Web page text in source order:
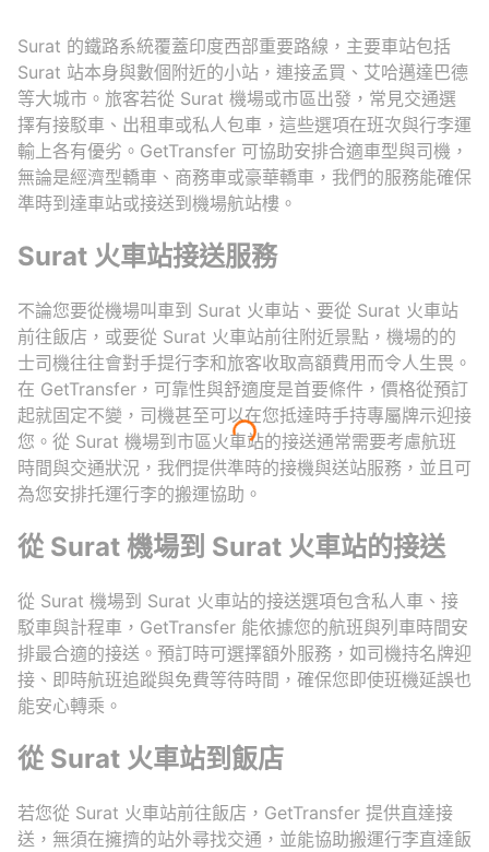
Surat 的鐵路系統覆蓋印度西部重要路線，主要車站包括
Surat 站本身與數個附近的小站，連接孟買、艾哈邁達巴德
等大城市。旅客若從 Surat 機場或市區出發，常見交通選
擇有接駁車、出租車或私人包車，這些選項在班次與行李運
輸上各有優劣。GetTransfer 可協助安排合適車型與司機，
無論是經濟型轎車、商務車或豪華轎車，我們的服務能確保
準時到達車站或接送到機場航站樓。
Surat 火車站接送服務
不論您要從機場叫車到 Surat 火車站、要從 Surat 火車站
前往飯店，或要從 Surat 火車站前往附近景點，機場的的
士司機往往會對手提行李和旅客收取高額費用而令人生畏。
在 GetTransfer，可靠性與舒適度是首要條件，價格從預訂
起就固定不變，司機甚至可以在您抵達時手持專屬牌示迎接
您。從 Surat 機場到市區火車站的接送通常需要考慮航班
時間與交通狀況，我們提供準時的接機與送站服務，並且可
為您安排托運行李的搬運協助。
從 Surat 機場到 Surat 火車站的接送
從 Surat 機場到 Surat 火車站的接送選項包含私人車、接
駁車與計程車，GetTransfer 能依據您的航班與列車時間安
排最合適的接送。預訂時可選擇額外服務，如司機持名牌迎
接、即時航班追蹤與免費等待時間，確保您即使班機延誤也
能安心轉乘。
從 Surat 火車站到飯店
若您從 Surat 火車站前往飯店，GetTransfer 提供直達接
送，無須在擁擠的站外尋找交通，並能協助搬運行李直達飯